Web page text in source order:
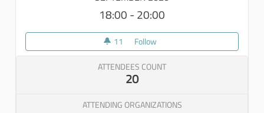
18:00 - 20:00
11 11 followers
Follow
ATTENDEES COUNT
20
ATTENDING ORGANIZATIONS